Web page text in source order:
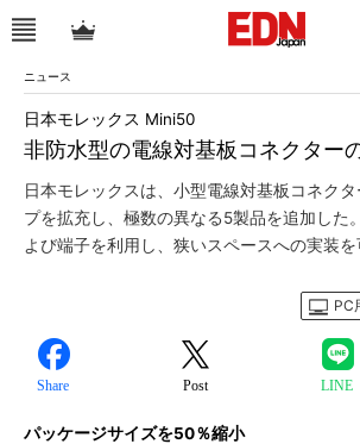
ニュース
非防水型の電線対基板コネクター
日本モレックス Mini50
日本モレックスは、小型電線対基板コネク
プを拡充し、極数の異なる5製品を追加した
よび端子を利用し、狭いスペースへの実装を
PC
Share Post LINE
パッケージサイズを50％縮小